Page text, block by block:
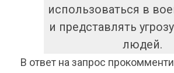
использоваться в
и представлять
людей.
В ответ на запрос